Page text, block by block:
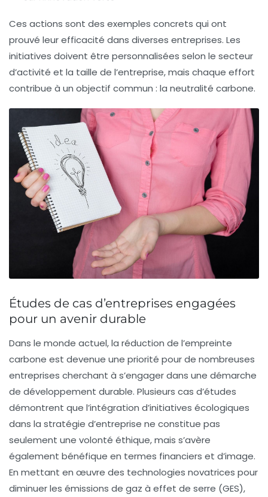
Ces actions sont des exemples concrets qui ont
prouvé leur efficacité dans diverses entreprises. Les
initiatives doivent être personnalisées selon le secteur
d’activité et la taille de l’entreprise, mais chaque effort
contribue à un objectif commun : la neutralité carbone.
Études de cas d’entreprises engagées
pour un avenir durable
Dans le monde actuel, la réduction de l’empreinte
carbone est devenue une priorité pour de nombreuses
entreprises cherchant à s’engager dans une démarche
de développement durable. Plusieurs cas d’études
démontrent que l’intégration d’initiatives écologiques
dans la stratégie d’entreprise ne constitue pas
seulement une volonté éthique, mais s’avère
également bénéfique en termes financiers et d’image.
En mettant en œuvre des technologies novatrices pour
diminuer les émissions de gaz à effet de serre (GES),